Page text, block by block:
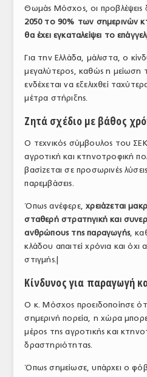
Θωμάς Μόσχος, οι προβλέψεις
2050 το 90% των σημερινών
θα έχει εγκαταλείψει το
Για την Ελλάδα, μάλιστα, ο
μεγαλύτερος, καθώς η
ενδέχεται να εξελιχθεί
μέτρα στήριξης.
Ζητά σχέδιο με βάθος
Ο τεχνικός σύμβουλος του
αγροτική και κτηνοτροφική
βασίζεται σε προσωρινές
παρεμβάσεις.
Όπως ανέφερε,χρειάζεται
σταθερή στρατηγική και
ανθρώπους της παραγωγής,
κλάδου απαιτεί χρόνια και όχι
στιγμής.|
Κίνδυνος για παραγωγή
Ο κ. Μόσχος προειδοποίησε
σημερινή πορεία, η χώρα
μέρος της αγροτικής και
δραστηριότητας.
Όπως σημείωσε, υπάρχει ο